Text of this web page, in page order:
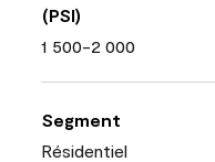
(PSI)
1 500-2 000
Segment
Résidentiel